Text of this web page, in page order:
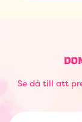
Se då till att